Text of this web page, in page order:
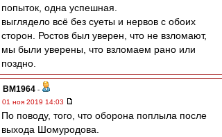
попыток, одна успешная.
выглядело всё без суеты и нервов с обоих
сторон. Ростов был уверен, что не взломают,
мы были уверены, что взломаем рано или
поздно.
BM1964 -
01 ноя 2019 14:03
По поводу, того, что оборона поплыла после
выхода Шомуродова.